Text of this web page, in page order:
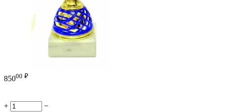
85000 ₽
+ −